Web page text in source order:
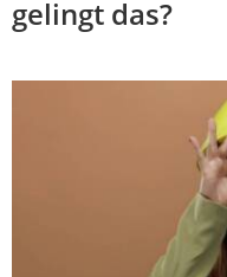
gelingt das?